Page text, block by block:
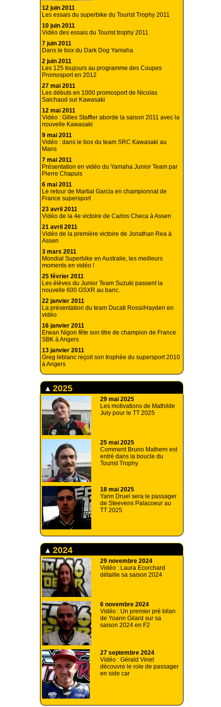
12 juin 2011
Les essais du superbike du Tourist Trophy 2011
10 juin 2011
Vidéo des essais du Tourist trophy 2011
7 juin 2011
Dans le box du Dark Dog Yamaha
2 juin 2011
Les 125 toujours au programme des Coupes
Promosport en 2012
27 mai 2011
Les débuts en 1000 promosport de Nicolas
Salchaud sur Kawasaki
12 mai 2011
Vidéo : Gilles Staffler aborde la saison 2011 avec la
nouvelle Kawasaki
9 mai 2011
Vidéo : dans le box du team SRC Kawasaki au
Mans
7 mai 2011
Présentation en vidéo du Yamaha Junior Team par
Pierre Chapuis
6 mai 2011
Le retour de Martial Garcia en championnat de
France supersport
23 avril 2011
Vidéo de la 4e victoire de Carlos Checa à Assen
21 avril 2011
Vidéo de la première victoire de Jonathan Rea à
Assen
3 mars 2011
Mondial Superbike en Australie, les meilleurs
moments en vidéo !
25 février 2011
Les élèves du Junior Team Suzuki passent la
nouvelle 600 GSXR au banc.
22 janvier 2011
La présentation du team Ducati Rossi/Hayden en
vidéo
16 janvier 2011
Erwan Nigon fête son titre de champion de France
SBK à Angers
13 janvier 2011
Greg leblanc reçoit son trophée du supersport 2010
à Angers
2025
29 mai 2025
Les motivations de Mathilde
July pour le TT 2025
25 mai 2025
Comment Bruno Mathern est
entré dans la boucle du
Tourist Trophy
18 mai 2025
Yann Druel sera le passager
de Steevens Palacoeur au
TT 2025
2024
29 novembre 2024
Vidéo : Laura Ecorchard
détaille sa saison 2024
6 novembre 2024
Vidéo : Un premier pré bilan
de Yoann Gilard sur sa
saison 2024 en F2
27 septembre 2024
Vidéo : Gérald Vinet
découvre le role de passager
en side car